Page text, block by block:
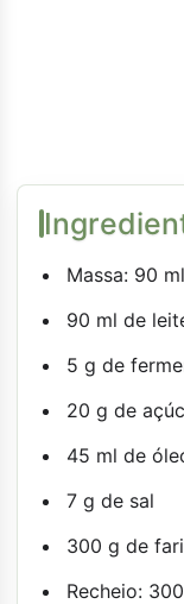
Massa: 90
90 ml de
5 g de
20 g de
45 ml de
7 g de sal
300 g de
Recheio: